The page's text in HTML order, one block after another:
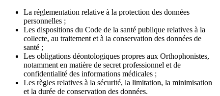
La réglementation relative à la protection des données
personnelles ;
Les dispositions du Code de la santé publique relatives à la
collecte, au traitement et à la conservation des données de
santé ;
Les obligations déontologiques propres aux Orthophonistes,
notamment en matière de secret professionnel et de
confidentialité des informations médicales ;
Les règles relatives à la sécurité, la limitation, la minimisation
et la durée de conservation des données.